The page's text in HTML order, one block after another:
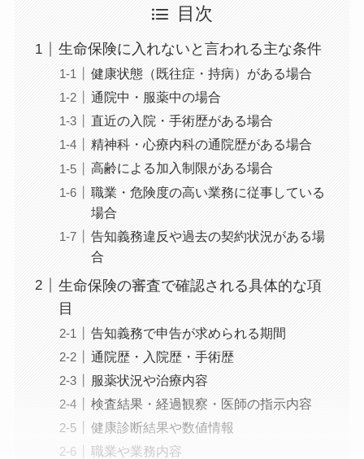
目次
生命保険に入れないと言われる主な条件
健康状態（既往症・持病）がある場合
通院中・服薬中の場合
直近の入院・手術歴がある場合
精神科・心療内科の通院歴がある場合
高齢による加入制限がある場合
職業・危険度の高い業務に従事している
場合
告知義務違反や過去の契約状況がある場
合
生命保険の審査で確認される具体的な項
目
告知義務で申告が求められる期間
通院歴・入院歴・手術歴
服薬状況や治療内容
検査結果・経過観察・医師の指示内容
健康診断結果や数値情報
職業や業務内容